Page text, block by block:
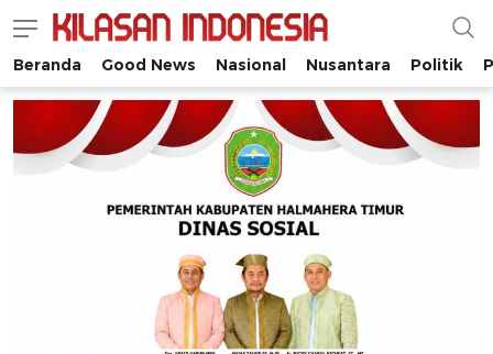
Kilasan Indonesia
Satu-satunya di Indonesia
Beranda Good News Nasional Nusantara Politik